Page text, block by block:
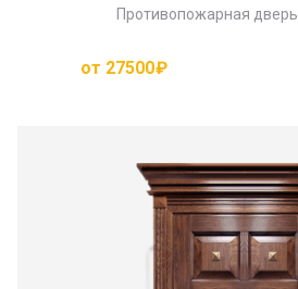
Противопожарная дверь
от 27500₽